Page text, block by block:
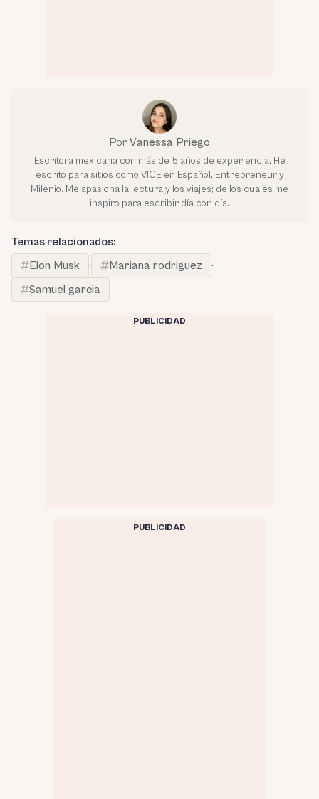
Por Vanessa Priego
Escritora mexicana con más de 5 años de experiencia. He
escrito para sitios como VICE en Español, Entrepreneur y
Milenio. Me apasiona la lectura y los viajes; de los cuales me
inspiro para escribir día con día.
Temas relacionados:
Elon Musk
· Mariana rodriguez
·
Samuel garcia
PUBLICIDAD
PUBLICIDAD